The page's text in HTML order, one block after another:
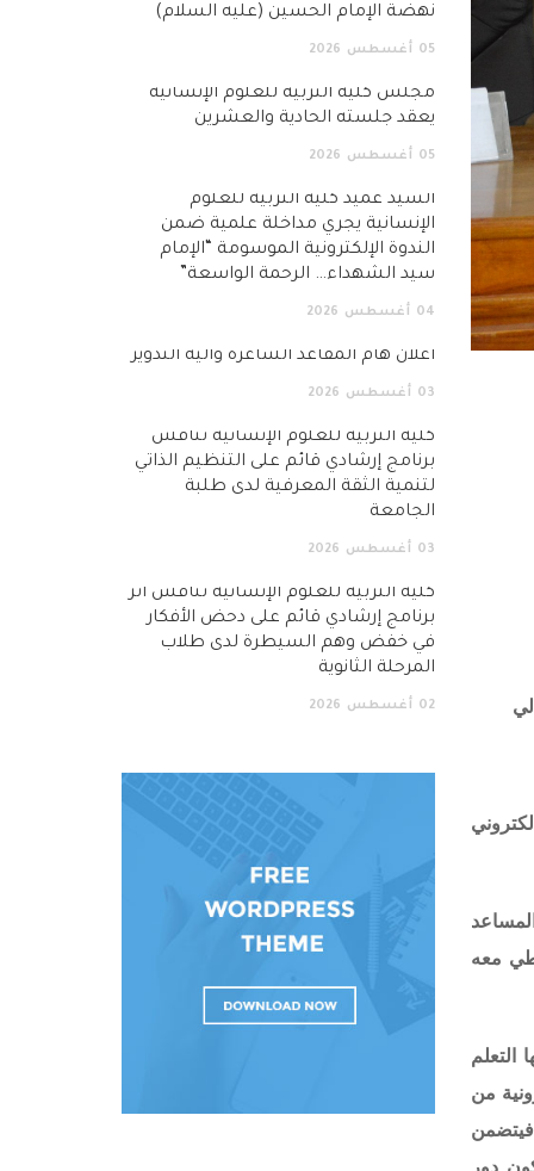
معه
التعلم
من
فيتضمن
دور
نهضة الإمام الحسين (عليه السلام)
05 أغسطس 2026
مجلس كلية التربية للعلوم الإنسانية
يعقد جلسته الحادية والعشرين
05 أغسطس 2026
السيد عميد كلية التربية للعلوم
الإنسانية يجري مداخلة علمية ضمن
الندوة الإلكترونية الموسومة “الإمام
سيد الشهداء… الرحمة الواسعة”
04 أغسطس 2026
اعلان هام المقاعد الشاغرة وآلية التدوير
03 أغسطس 2026
كلية التربية للعلوم الإنسانية تناقش
برنامج إرشادي قائم على التنظيم الذاتي
لتنمية الثقة المعرفية لدى طلبة
الجامعة
03 أغسطس 2026
كلية التربية للعلوم الإنسانية تناقش أثر
برنامج إرشادي قائم على دحض الأفكار
في خفض وهم السيطرة لدى طلاب
المرحلة الثانوية
02 أغسطس 2026